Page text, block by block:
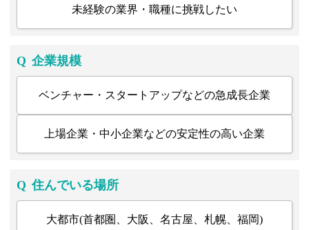
未経験の業界・職種に挑戦したい
Q 企業規模
ベンチャー・スタートアップなどの急成長企業
上場企業・中小企業などの安定性の高い企業
Q 住んでいる場所
大都市(首都圏、大阪、名古屋、札幌、福岡)